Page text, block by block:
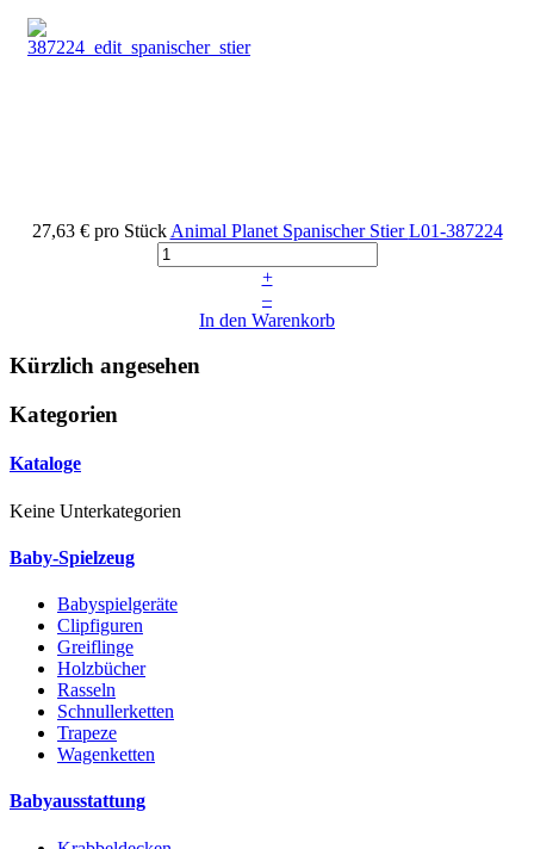
27,63 € pro Stück Animal Planet Spanischer StierL01-387224
+
–
In den Warenkorb
Kürzlich angesehen
Kategorien
Kataloge
Keine Unterkategorien
Baby-Spielzeug
Babyspielgeräte
Clipfiguren
Greiflinge
Holzbücher
Rasseln
Schnullerketten
Trapeze
Wagenketten
Babyausstattung